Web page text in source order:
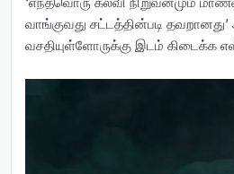
வாங்குவது சட்டத்தின்படி தவறானது’
வசதியுள்ளோருக்கு இடம் கிடைக்க